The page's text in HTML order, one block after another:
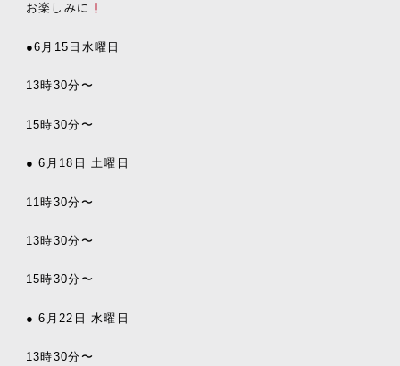
お楽しみに
●6月15日水曜日
13時30分〜
15時30分〜
● 6 月18 日 土曜日
11時30分〜
13時30分〜
15時30分〜
● 6 月 22 日 水曜日
13時30分〜